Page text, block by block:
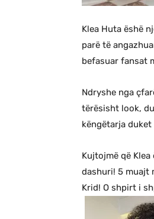
Klea Huta ëshë
parë të
befasuar fansat
Ndryshe nga
tërësisht look,
këngëtarja
Kujtojmë që
dashuri! 5 muajt
Krid! O shpirt i